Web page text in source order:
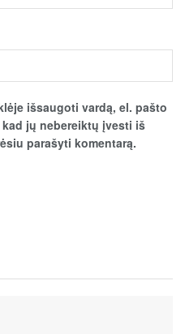
išsaugoti vardą, el. pašto
jų nebereiktų įvesti iš
parašyti komentarą.